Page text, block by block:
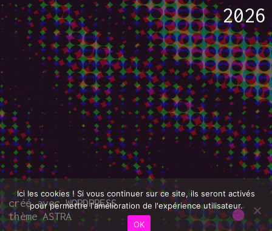
2026
créé avecWORDPRESS
thème ASTRA
Ici les cookies ! Si vous continuer sur ce site, ils seront activés
pour permettre l'amélioration de l'expérience utilisateur.
OK